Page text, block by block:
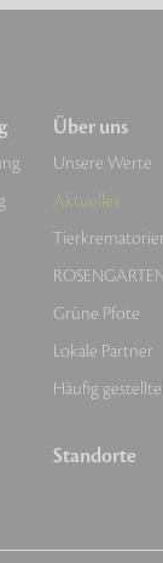
Über uns
Unsere Werte
Aktuelles
Grüne Pfote
Lokale Partner
Häufig
Standorte